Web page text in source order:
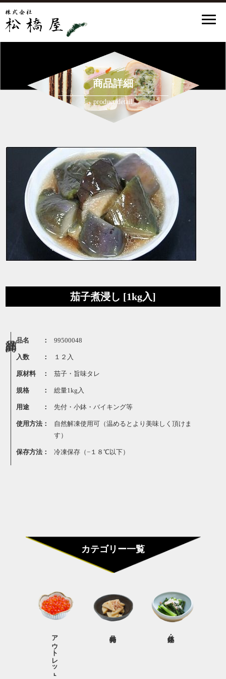
商品詳細
product detail
茄子煮浸し [1kg入]
品名 ： 99500048
入数 ： １２入
原材料 ： 茄子・旨味タレ
規格 ： 総量1kg入
用途 ： 先付・小鉢・バイキング等
使用方法：
自然解凍使用可（温めるとより美味しく頂けま
す）
保存方法： 冷凍保存（−１８℃以下）
カテゴリー一覧
アウトレット商品